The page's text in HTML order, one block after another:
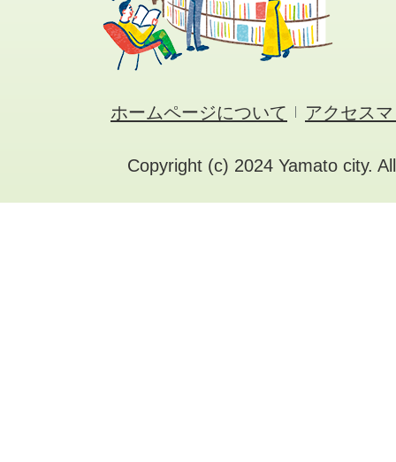
ホームページについて アクセス
Copyright (c) 2024 Yamato city.